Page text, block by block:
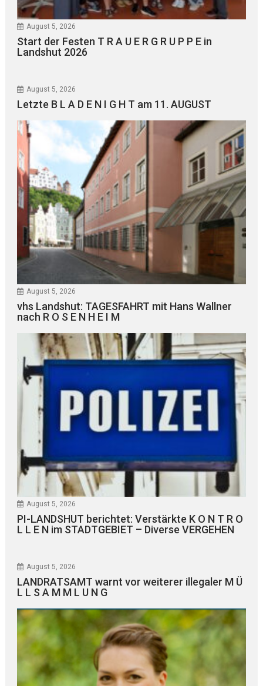
August 5, 2026
Start der Festen T R A U E R G R U P P E in
Landshut 2026
August 5, 2026
Letzte B L A D E N I G H T am 11. AUGUST
August 5, 2026
vhs Landshut: TAGESFAHRT mit Hans Wallner
nach R O S E N H E I M
August 5, 2026
PI-LANDSHUT berichtet: Verstärkte K O N T R O
L L E N im STADTGEBIET – Diverse VERGEHEN
August 5, 2026
LANDRATSAMT warnt vor weiterer illegaler M Ü
L L S A M M L U N G